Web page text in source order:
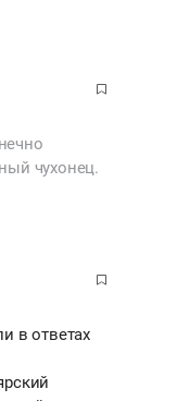
чухонец.
в ответах